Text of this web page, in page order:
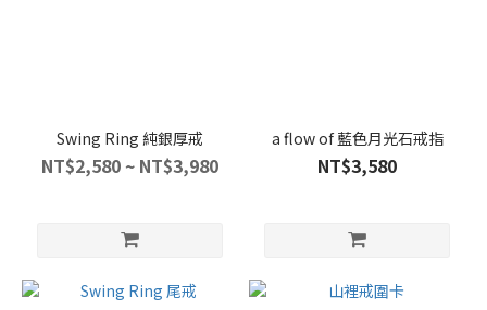
Swing Ring 純銀厚戒
NT$2,580 ~ NT$3,980
a flow of 藍色月光石戒指
NT$3,580